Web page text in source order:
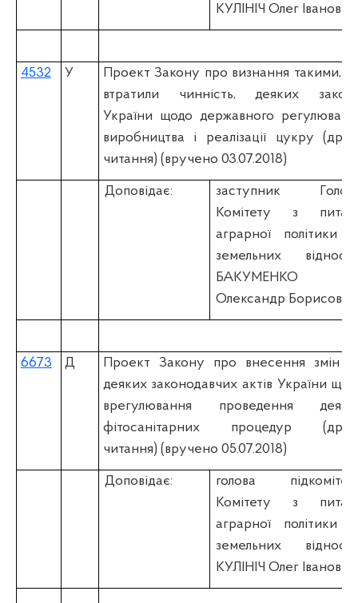
КУЛІНІЧ Олег Іванович
4532 У
Проект Закону про визнання такими,
втратили чинність, деяких
України щодо державного
виробництва і реалізації цукру
читання) (вручено 03.07.2018)
Доповідає:
заступник
Комітету з
аграрної політики
земельних
БАКУМЕНКО
Олександр Борисович
6673 Д
Проект Закону про внесення змін
деяких законодавчих актів України
врегулювання проведення
фітосанітарних процедур
читання) (вручено 05.07.2018)
Доповідає:
голова
Комітету з
аграрної політики
земельних
КУЛІНІЧ Олег Іванович